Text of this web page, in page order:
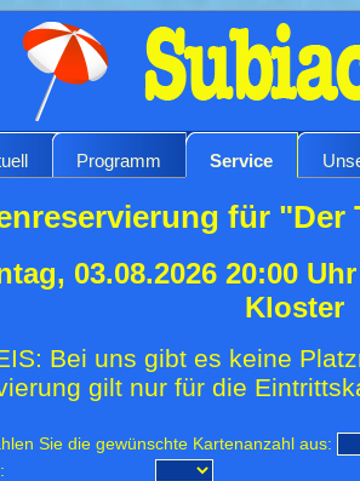
Programm Service
für "Der
03.08.2026 20:00
Kloster
Bei uns gibt es keine
gilt nur für die
Sie die gewünschte Kartenanzahl aus: